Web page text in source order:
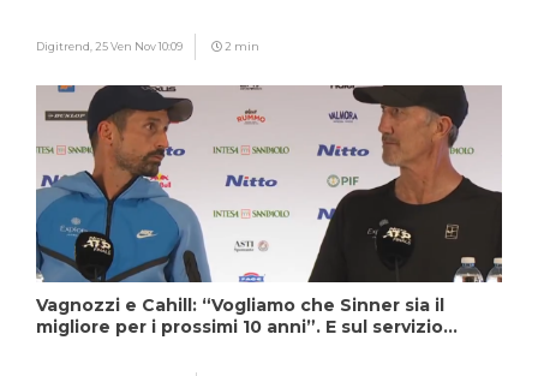
Digitrend, 25 Ven Nov 10:09 2 min
Vagnozzi e Cahill: “Vogliamo che Sinner sia il
migliore per i prossimi 10 anni”. E sul servizio…